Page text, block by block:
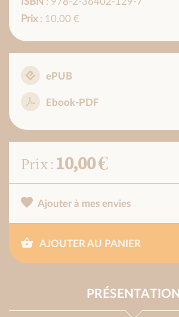
Prix: 10,00 €
ePUB
Ebook-PDF
Prix :10,00 €
Ajouter à mes envies
AJOUTER AU PANIER
PRÉSENTATION